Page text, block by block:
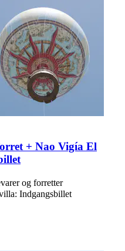
+ Nao Vigía El
og forretter
Indgangsbillet